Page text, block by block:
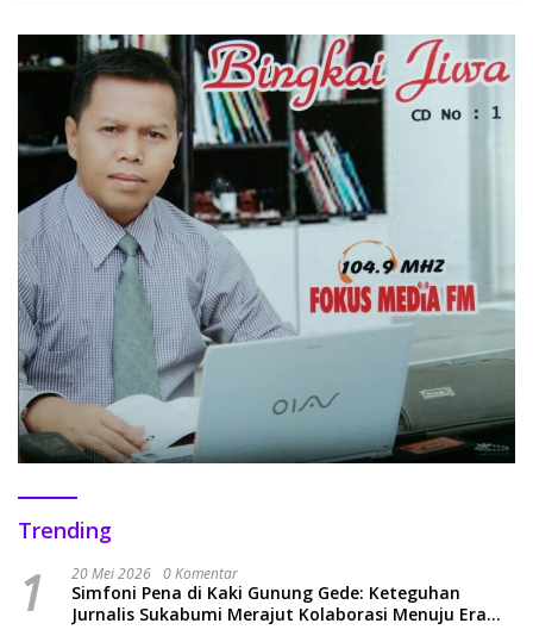
Trending
1 20 Mei 2026 0 Komentar
Simfoni Pena di Kaki Gunung Gede: Keteguhan
Jurnalis Sukabumi Merajut Kolaborasi Menuju Era